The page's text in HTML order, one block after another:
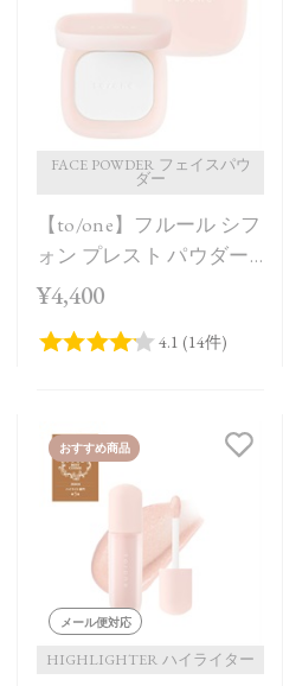
価格が安い
価格が高い
レビューが多い順
レビュー評価が高い順
】
FACE POWDER フェイスパウ
ダー
【to/one】フルール シフ
ォン プレスト パウダー
［00］
¥4,400
おすすめ商品
メール便対応
HIGHLIGHTER ハイライター